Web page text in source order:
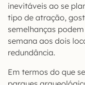
inevitáveis ao se
tipo de atração,
semelhanças
semana aos dois
redundância.
Em termos do que